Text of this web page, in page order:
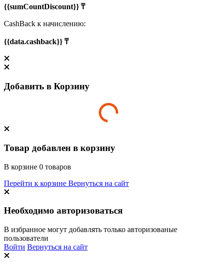
{{sumCountDiscount}} ₸
CashBack к начислению:
{{data.cashback}} ₸
Добавить в Корзину
Товар добавлен в корзину
В корзине 0 товаров
Перейти к корзине Вернуться на сайт
Необходимо авторизоваться
В избранное могут добавлять только авторизованые
пользователи
Войти Вернуться на сайт